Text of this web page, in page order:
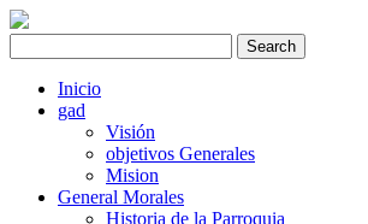
Inicio
gad
Visión
objetivos Generales
Mision
General Morales
Historia de la Parroquia